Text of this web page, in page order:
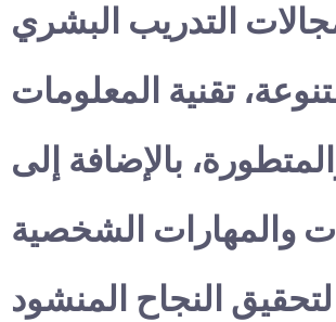
التدريب البشري
تقنية المعلومات
بالإضافة إلى
والمهارات الشخصية